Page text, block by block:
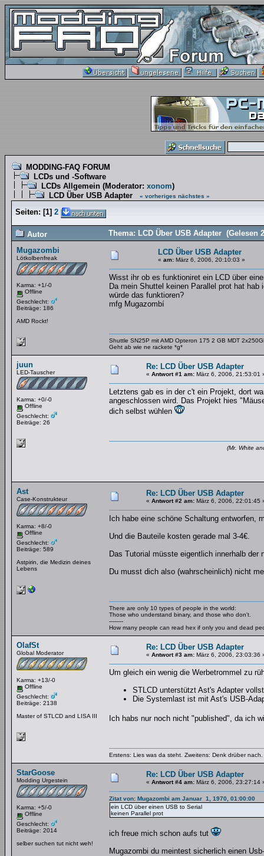
MODDING-FAQ FORUM
LCDs und -Software
LCDs Allgemein (Moderator: xonom)
LCD Über USB Adapter
« vorheriges nächstes »
Seiten: [1] 2
Autor
Thema: LCD Über USB Adapter (Gelesen
Mugazombi
Lötkolbenfreak
Karma: +1/-0
Offline
Geschlecht:
Beiträge: 186
AMD Rockt!
LCD Über USB Adapter
« am: März 6, 2006, 20:10:03 »
Wisst ihr ob es funktioniret ein LCD über
Da mein Shuttel keinen Parallel prot hat
würde das funktioren?
mfg Mugazombí
Shuttle SN25P mit AMD Opteron 175 2 GB MDT
Geht ab wie ne rackete *g*
juun
LED-Tauscher
Karma: +0/-0
Offline
Geschlecht:
Beiträge: 26
Re: LCD Über USB Adapter
« Antwort #1 am: März 6, 2006, 21:53:01
Letztens gab es in der c't ein Projekt, dort
angeschlossen wird. Das Projekt hies
dich selbst wühlen
(Mr. White
Ast
Case-Konstrukteur
Karma: +8/-0
Offline
Geschlecht:
Beiträge: 589
Astpirin, die Medizin deines
Lebens
Re: LCD Über USB Adapter
« Antwort #2 am: März 6, 2006, 22:01:45
Ich habe eine schöne Schaltung entworfen,
Und die Bauteile kosten gerade mal 3-4€.
Das Tutorial müsste eigentlich innerhalb der
Du musst dich also (wahrscheinlich) nicht
There are only 10 types of people in the world:
Those who understand binary, and those who don't.
--------
How many people can read hex if only you and dead
OlafSt
Global Moderator
Karma: +13/-0
Offline
Geschlecht:
Beiträge: 2138
Master of STLCD and LISA III
Re: LCD Über USB Adapter
« Antwort #3 am: März 6, 2006, 23:03:36
Um gleich ein wenig die Werbetrommel zu
STLCD unterstützt Ast's Adapter
Die Systemlast ist mit Ast's USB-
Ich habs nur noch nicht "published", da ich
Erstens: Lies was da steht. Zweitens: Denk drüber
StarGoose
Modding Urgestein
Karma: +5/-0
Offline
Geschlecht:
Beiträge: 2014
selber suchen tut nicht weh!
Re: LCD Über USB Adapter
« Antwort #4 am: März 6, 2006, 23:27:14
Zitat von: Mugazombi am Januar 1, 1970, 01:00:00
ein LCD über einen USB to Serial
keinen Parallel prot
ich freue mich schon aufs tut
Mugazombi du meintest sicherlich einen